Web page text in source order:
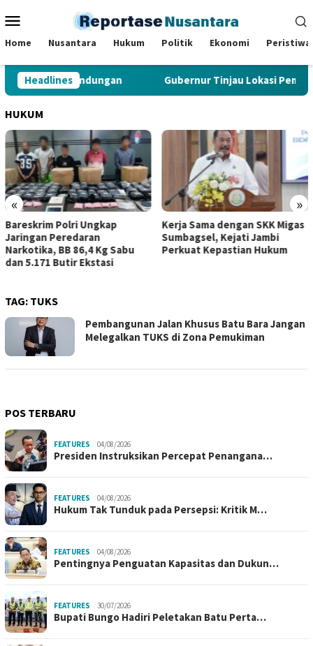
ke
Mobile
Home Nusantara Hukum Politik Ekonomi Peristiwa
Headlines
dan Perundungan Gubernur Tinjau Lokasi
HUKUM
« »
Bareskrim Polri Ungkap
Jaringan Peredaran
Narkotika, BB 86,4 Kg Sabu
dan 5.171 Butir Ekstasi
Kerja Sama dengan SKK Migas
Sumbagsel, Kejati Jambi
Perkuat Kepastian Hukum
TAG: TUKS
Pembangunan Jalan Khusus Batu Bara Jangan
Melegalkan TUKS di Zona Pemukiman
POS TERBARU
FEATURES 04/08/2026
Presiden Instruksikan Percepat Penangana…
FEATURES 04/08/2026
Hukum Tak Tunduk pada Persepsi: Kritik M…
FEATURES 04/08/2026
Pentingnya Penguatan Kapasitas dan Dukun…
FEATURES 30/07/2026
Bupati Bungo Hadiri Peletakan Batu Perta…